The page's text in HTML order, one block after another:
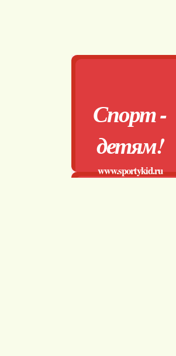
Спорт -
детям!
www.sportykid.ru